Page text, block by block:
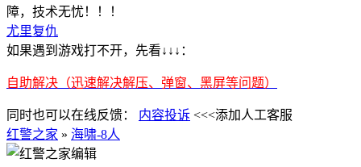
障，技术无忧！！！
尤里复仇
如果遇到游戏打不开，先看↓↓↓：
自助解决（迅速解决解压、弹窗、黑屏等问题）
同时也可以在线反馈： 内容投诉 <<<添加人工客服
红警之家 » 海啸-8人